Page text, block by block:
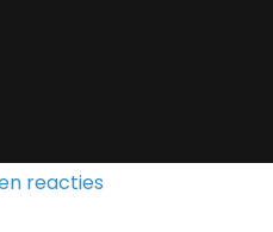
reacties